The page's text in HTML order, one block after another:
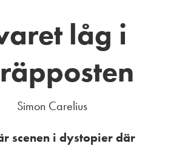
låg i
Simon Carelius
scenen i dystopier där